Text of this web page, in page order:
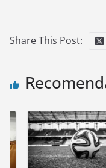
Share This Post: